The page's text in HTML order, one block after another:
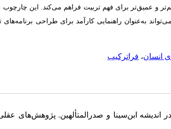
و عمیق‌تر برای فهم تربیت فراهم می‌کند. این چارچوب
به‌عنوان راهنمایی کارآمد برای طراحی برنامه‌های
انسان، فراترکیب
(۱۴۰۳). اتحاد نفس با عقل فعال در اندیشه ابن‌سینا و صدرالمتألهین. پژوهش‌های